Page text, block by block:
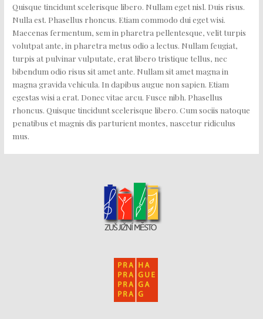
Quisque tincidunt scelerisque libero. Nullam eget nisl. Duis risus.
Nulla est. Phasellus rhoncus. Etiam commodo dui eget wisi.
Maecenas fermentum, sem in pharetra pellentesque, velit turpis
volutpat ante, in pharetra metus odio a lectus. Nullam feugiat,
turpis at pulvinar vulputate, erat libero tristique tellus, nec
bibendum odio risus sit amet ante. Nullam sit amet magna in
magna gravida vehicula. In dapibus augue non sapien. Etiam
egestas wisi a erat. Donec vitae arcu. Fusce nibh. Phasellus
rhoncus. Quisque tincidunt scelerisque libero. Cum sociis natoque
penatibus et magnis dis parturient montes, nascetur ridiculus
mus.